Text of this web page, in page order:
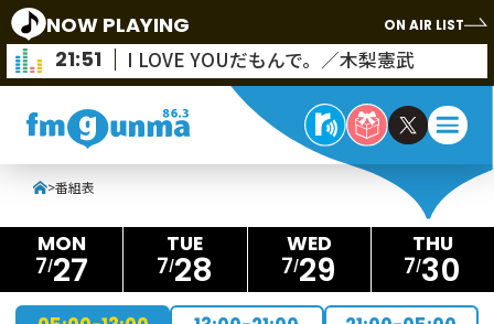
NOW PLAYING ON AIR LIST
21:51 I LOVE YOUだもんで。／木梨憲武
>番組表
7 27 7 28 7 29 7 30